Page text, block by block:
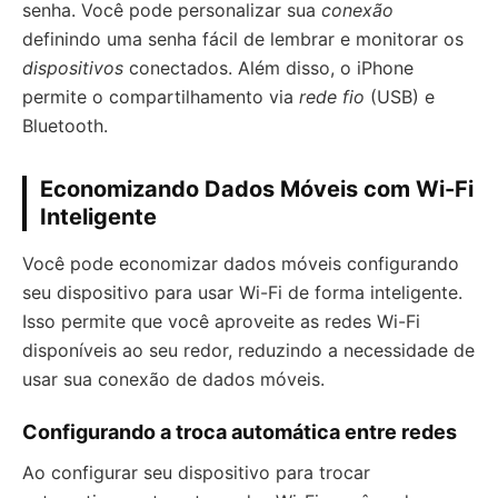
senha. Você pode personalizar sua conexão
definindo uma senha fácil de lembrar e monitorar os
dispositivos conectados. Além disso, o iPhone
permite o compartilhamento via rede fio (USB) e
Bluetooth.
Economizando Dados Móveis com Wi-Fi
Inteligente
Você pode economizar dados móveis configurando
seu dispositivo para usar Wi-Fi de forma inteligente.
Isso permite que você aproveite as redes Wi-Fi
disponíveis ao seu redor, reduzindo a necessidade de
usar sua conexão de dados móveis.
Configurando a troca automática entre redes
Ao configurar seu dispositivo para trocar